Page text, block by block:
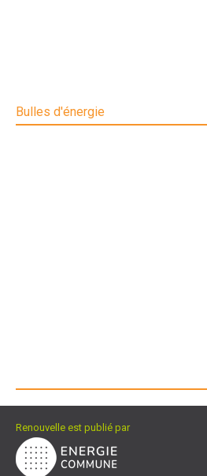
Bulles d'énergie
Renouvelle est publié par